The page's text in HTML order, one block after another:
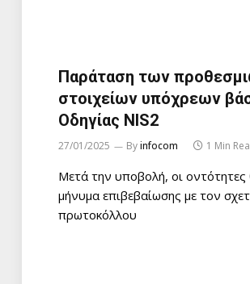
Παράταση των
στοιχείων υπόχρεων
Οδηγίας NIS2
27/01/2025 Byinfocom 1 Min
Μετά την υποβολή, οι
μήνυμα επιβεβαίωσης με τον
πρωτοκόλλου